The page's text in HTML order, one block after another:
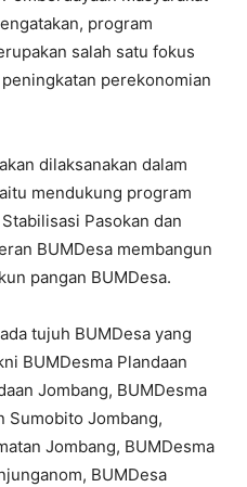
program
salah satu fokus
perekonomian
dilaksanakan dalam
mendukung program
Pasokan dan
BUMDesa membangun
pangan BUMDesa.
tujuh BUMDesa yang
BUMDesma Plandaan
Jombang, BUMDesma
Sumobito Jombang,
Jombang, BUMDesma
BUMDesa